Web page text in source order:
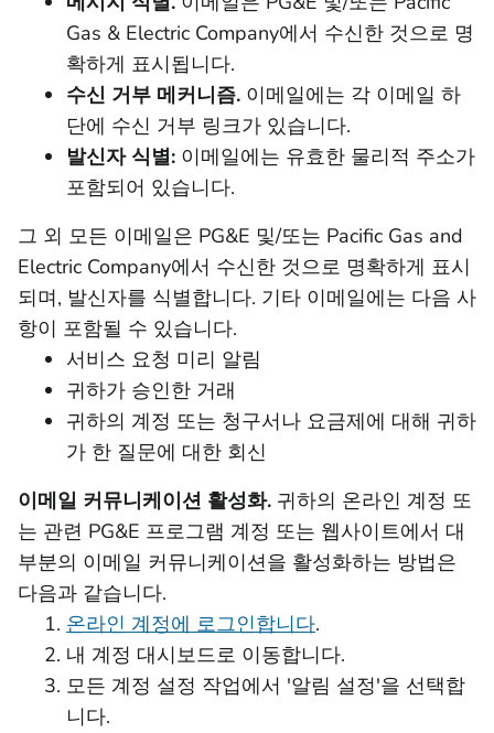
Gas & Electric Company에서 수신한 것으로 명
확하게 표시됩니다.
수신 거부 메커니즘. 이메일에는 각 이메일 하
단에 수신 거부 링크가 있습니다.
발신자 식별: 이메일에는 유효한 물리적 주소가
포함되어 있습니다.
그 외 모든 이메일은 PG&E 및/또는 Pacific Gas and
Electric Company에서 수신한 것으로 명확하게 표시
되며, 발신자를 식별합니다. 기타 이메일에는 다음 사
항이 포함될 수 있습니다.
서비스 요청 미리 알림
귀하가 승인한 거래
귀하의 계정 또는 청구서나 요금제에 대해 귀하
가 한 질문에 대한 회신
이메일 커뮤니케이션 활성화. 귀하의 온라인 계정 또
는 관련 PG&E 프로그램 계정 또는 웹사이트에서 대
부분의 이메일 커뮤니케이션을 활성화하는 방법은
다음과 같습니다.
온라인 계정에 로그인합니다.
내 계정 대시보드로 이동합니다.
모든 계정 설정 작업에서 '알림 설정'을 선택합
니다.